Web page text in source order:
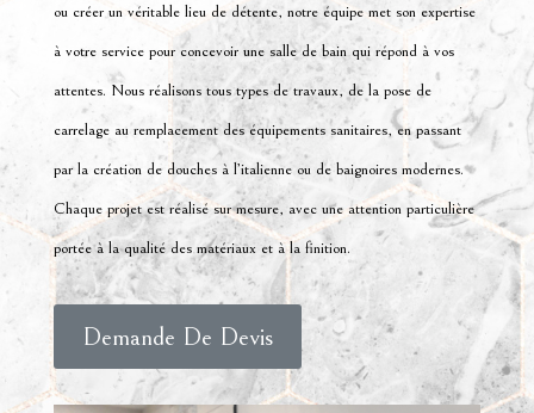
ou créer un véritable lieu de détente, notre équipe met son expertise
à votre service pour concevoir une salle de bain qui répond à vos
attentes. Nous réalisons tous types de travaux, de la pose de
carrelage au remplacement des équipements sanitaires, en passant
par la création de douches à l’italienne ou de baignoires modernes.
Chaque projet est réalisé sur mesure, avec une attention particulière
portée à la qualité des matériaux et à la finition.
Demande De Devis